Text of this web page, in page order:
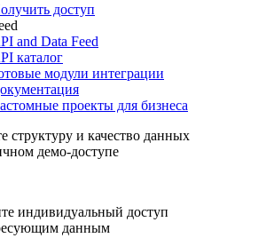
доступ
and Data Feed
каталог
модули интеграции
проекты для бизнеса
структуру и качество данных
демо-доступе
индивидуальный доступ
данным